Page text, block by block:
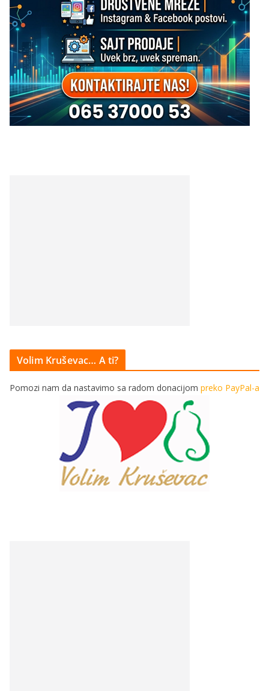
Volim Kruševac… A ti?
Pomozi nam da nastavimo sa radom donacijom preko PayPal-a